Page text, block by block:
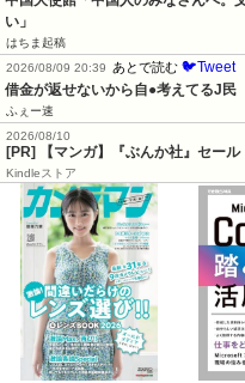
い」
はちま起稿
2026/08/09 20:39
あとで読む 🐦Tweet
借金が返せないから自●考えてるJ民
ふぇー速
2026/08/10
[PR] 【マンガ】『ぶんか社』セー
Kindleストア